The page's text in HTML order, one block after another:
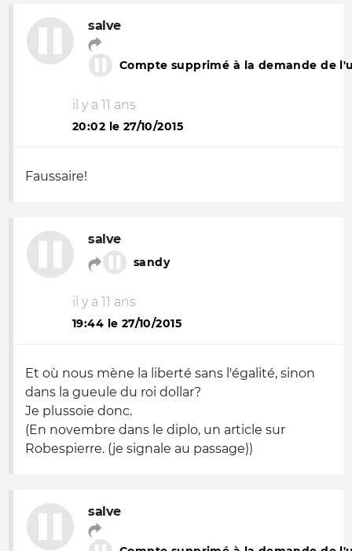
salve
Compte supprimé à la demande de
il y a 11 ans
20:02 le 27/10/2015
Faussaire!
salve
sandy
il y a 11 ans
19:44 le 27/10/2015
Et où nous mène la liberté sans l'égalité, sinon
dans la gueule du roi dollar?
Je plussoie donc.
(En novembre dans le diplo, un article sur
Robespierre. (je signale au passage))
salve